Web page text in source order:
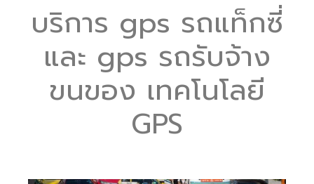
บริการ gps รถแท็กซี่
และ gps รถรับจ้าง
ขนของ เทคโนโลยี
GPS